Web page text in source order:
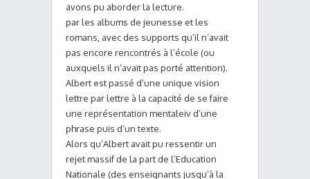
avons pu aborder la lecture.
par les albums de jeunesse et les
romans, avec des supports qu’il n’avait
pas encore rencontrés à l’école (ou
auxquels il n’avait pas porté attention).
Albert est passé d’une unique vision
lettre par lettre à la capacité de se faire
une représentation mentaleiv d’une
phrase puis d’un texte.
Alors qu’Albert avait pu ressentir un
rejet massif de la part de l’Education
Nationale (des enseignants jusqu’à la